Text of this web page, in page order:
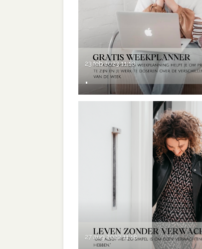
.
23 feb 2023 11:10
27 aug 2022 11:18